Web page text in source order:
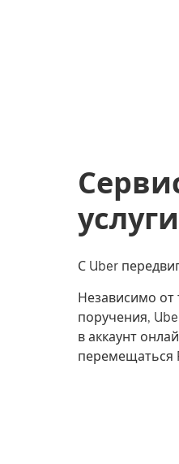
С Uber
Независимо от
поручения,
в аккаунт
перемещаться